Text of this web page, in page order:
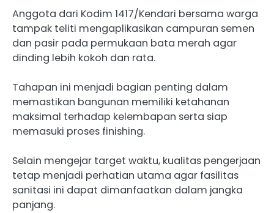
Anggota dari Kodim 1417/Kendari bersama warga
tampak teliti mengaplikasikan campuran semen
dan pasir pada permukaan bata merah agar
dinding lebih kokoh dan rata.
Tahapan ini menjadi bagian penting dalam
memastikan bangunan memiliki ketahanan
maksimal terhadap kelembapan serta siap
memasuki proses finishing.
Selain mengejar target waktu, kualitas pengerjaan
tetap menjadi perhatian utama agar fasilitas
sanitasi ini dapat dimanfaatkan dalam jangka
panjang.